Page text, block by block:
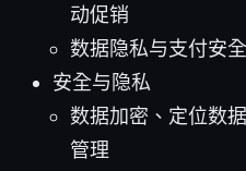
动促销
数据隐私与支付安
安全与隐私
数据加密、定位数
管理